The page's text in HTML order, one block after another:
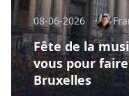
08-06-2026
Fête de la
vous pour
Bruxelles